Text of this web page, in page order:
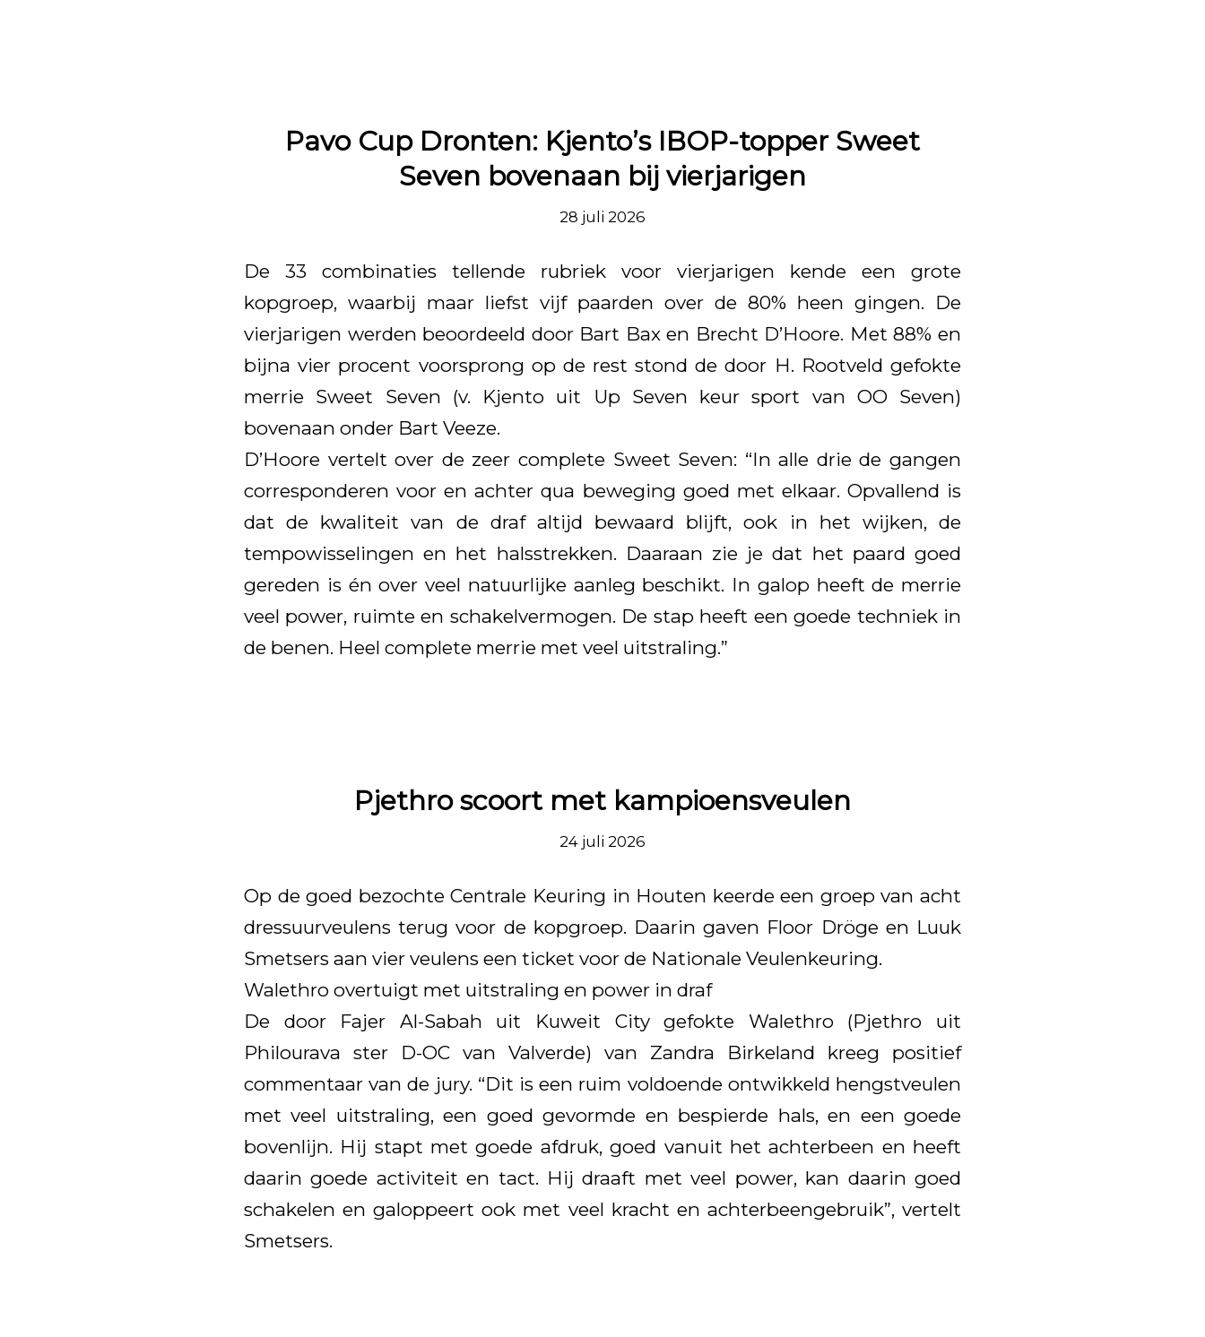
Pavo Cup Dronten: Kjento’s IBOP-topper Sweet
Seven bovenaan bij vierjarigen
28 juli 2026
De 33 combinaties tellende rubriek voor vierjarigen kende een grote
kopgroep, waarbij maar liefst vijf paarden over de 80% heen gingen. De
vierjarigen werden beoordeeld door Bart Bax en Brecht D’Hoore. Met 88% en
bijna vier procent voorsprong op de rest stond de door H. Rootveld gefokte
merrie Sweet Seven (v. Kjento uit Up Seven keur sport van OO Seven)
bovenaan onder Bart Veeze.
D’Hoore vertelt over de zeer complete Sweet Seven: “In alle drie de gangen
corresponderen voor en achter qua beweging goed met elkaar. Opvallend is
dat de kwaliteit van de draf altijd bewaard blijft, ook in het wijken, de
tempowisselingen en het halsstrekken. Daaraan zie je dat het paard goed
gereden is én over veel natuurlijke aanleg beschikt. In galop heeft de merrie
veel power, ruimte en schakelvermogen. De stap heeft een goede techniek in
de benen. Heel complete merrie met veel uitstraling.”
Pjethro scoort met kampioensveulen
24 juli 2026
Op de goed bezochte Centrale Keuring in Houten keerde een groep van acht
dressuurveulens terug voor de kopgroep. Daarin gaven Floor Dröge en Luuk
Smetsers aan vier veulens een ticket voor de Nationale Veulenkeuring.
Walethro overtuigt met uitstraling en power in draf
De door Fajer Al-Sabah uit Kuweit City gefokte Walethro (Pjethro uit
Philourava ster D-OC van Valverde) van Zandra Birkeland kreeg positief
commentaar van de jury. “Dit is een ruim voldoende ontwikkeld hengstveulen
met veel uitstraling, een goed gevormde en bespierde hals, en een goede
bovenlijn. Hij stapt met goede afdruk, goed vanuit het achterbeen en heeft
daarin goede activiteit en tact. Hij draaft met veel power, kan daarin goed
schakelen en galoppeert ook met veel kracht en achterbeengebruik”, vertelt
Smetsers.